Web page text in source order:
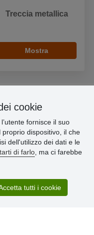
Treccia metallica
Mostra
cookie
fornisce il suo
dispositivo, il che
dell'utilizzo dei dati e le
di farlo , ma ci farebbe
tutti i cookie